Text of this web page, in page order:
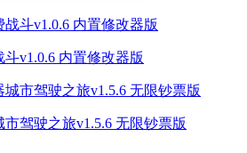
v1.0.6 内置修改器版
驾驶之旅v1.5.6 无限钞票版